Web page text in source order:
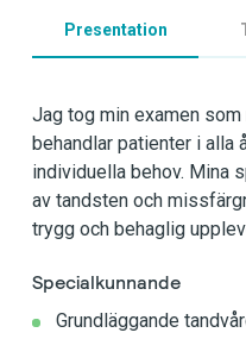
Presentation
Jag tog min examen
behandlar patienter i alla
individuella behov. Mina
av tandsten och
trygg och behaglig
Specialkunnande
Grundläggande